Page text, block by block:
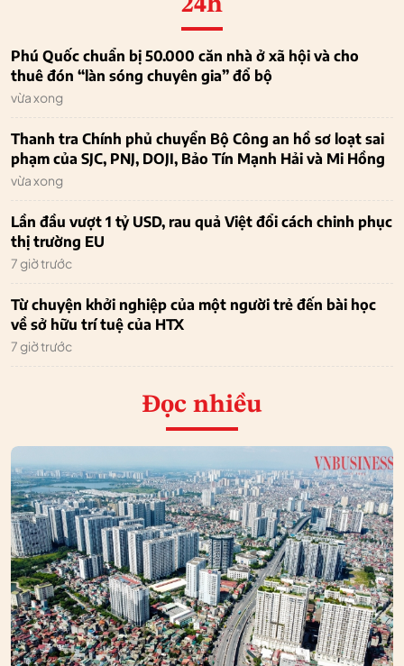
24h
Phú Quốc chuẩn bị 50.000 căn nhà ở xã hội và cho
thuê đón “làn sóng chuyên gia” đổ bộ
vừa xong
Thanh tra Chính phủ chuyển Bộ Công an hồ sơ loạt sai
phạm của SJC, PNJ, DOJI, Bảo Tín Mạnh Hải và Mi Hồng
vừa xong
Lần đầu vượt 1 tỷ USD, rau quả Việt đổi cách chinh phục
thị trường EU
7 giờ trước
Từ chuyện khởi nghiệp của một người trẻ đến bài học
về sở hữu trí tuệ của HTX
7 giờ trước
Đọc nhiều